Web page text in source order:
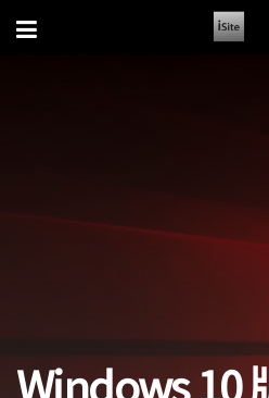
Windows 10